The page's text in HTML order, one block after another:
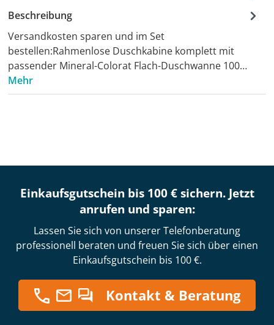
Beschreibung
Versandkosten sparen und im Set
bestellen:Rahmenlose Duschkabine komplett mit
passender Mineral-Colorat Flach-Duschwanne 100…
Mehr
Einkaufsgutschein bis 100 € sichern. Jetzt
anrufen und sparen:
Lassen Sie sich von unserer Telefonberatung
professionell beraten und freuen Sie sich über einen
Einkaufsgutschein bis 100 €.
Kontakt & Beratung